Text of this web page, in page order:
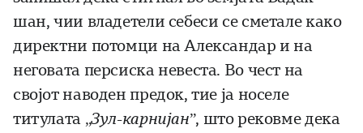
шан, чии владетели себеси се сметале како
директни потомци на Алек­сандар и на
неговата персиска невеста. Во чест на
својот наводен пре­док, тие ја носеле
титулата „Зул-карнијан”, што рековме дека